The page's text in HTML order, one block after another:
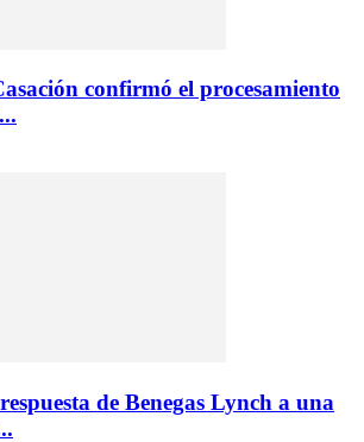
confirmó el procesamiento
de Benegas Lynch a una